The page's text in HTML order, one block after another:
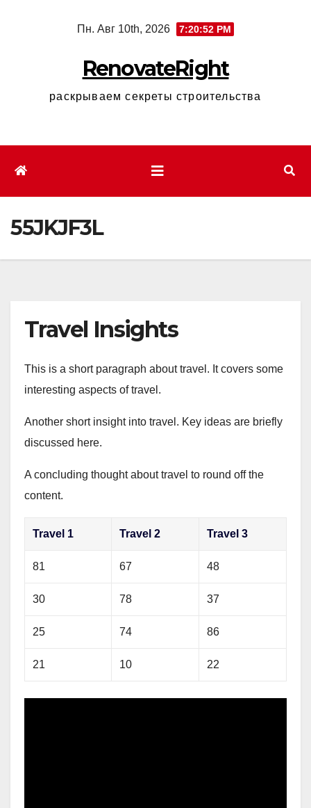
Пн. Авг 10th, 2026 7:20:53 PM
RenovateRight
раскрываем секреты строительства
55JKJF3L
Travel Insights
This is a short paragraph about travel. It covers some
interesting aspects of travel.
Another short insight into travel. Key ideas are briefly
discussed here.
A concluding thought about travel to round off the
content.
Travel 1 Travel 2 Travel 3
81 67 48
30 78 37
25 74 86
21 10 22